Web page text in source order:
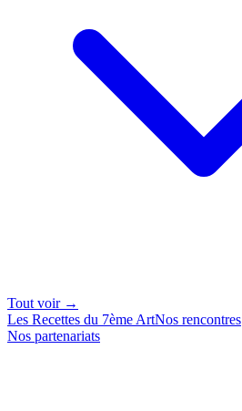
Tout voir →
Les Recettes du 7ème ArtNos rencontres
Nos partenariats